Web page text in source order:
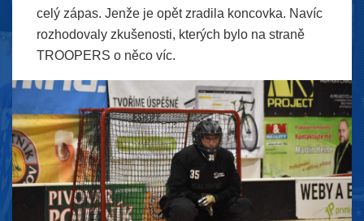
celý zápas. Jenže je opět zradila koncovka. Navíc
rozhodovaly zkušenosti, kterých bylo na straně
TROOPERS o něco víc.